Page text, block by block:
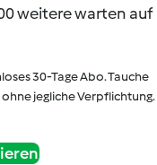
weitere warten auf
30-Tage Abo. Tauche
jegliche Verpflichtung.